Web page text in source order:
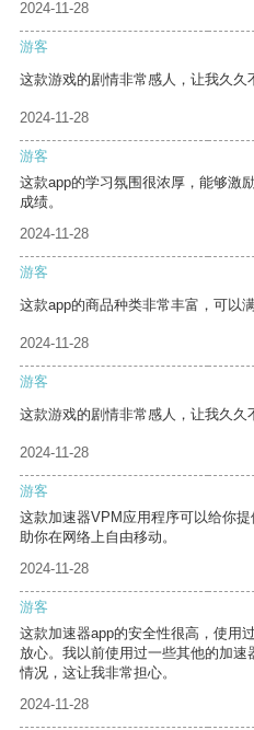
2024-11-28
游客
这款游戏的剧情非常感人，让我久久
2024-11-28
游客
这款app的学习氛围很浓厚，能够激
成绩。
2024-11-28
游客
这款app的商品种类非常丰富，可以
2024-11-28
游客
这款游戏的剧情非常感人，让我久久
2024-11-28
游客
这款加速器VPM应用程序可以给你
助你在网络上自由移动。
2024-11-28
游客
这款加速器app的安全性很高，使用
放心。我以前使用过一些其他的加
情况，这让我非常担心。
2024-11-28